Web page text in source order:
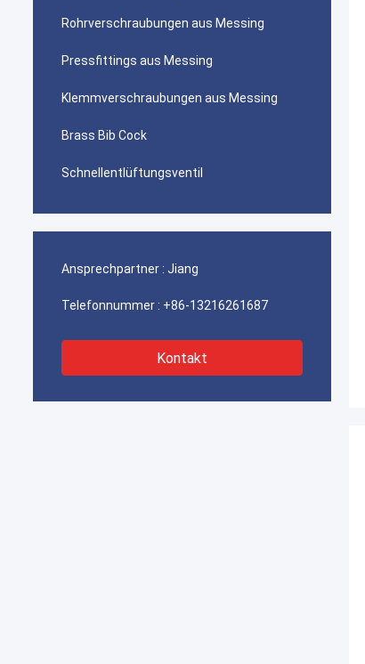
Rohrverschraubungen aus Messing
Pressfittings aus Messing
Klemmverschraubungen aus Messing
Brass Bib Cock
Schnellentlüftungsventil
Ansprechpartner : Jiang
Telefonnummer : +86-13216261687
Kontakt